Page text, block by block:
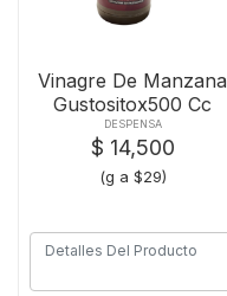
Vinagre De Manzana
Gustositox500 Cc
DESPENSA
$ 14,500
(g a $29)